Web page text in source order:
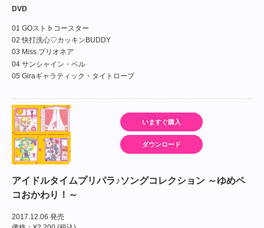
DVD
01 GOスト♭コースター
02 快打洗心♡カッキンBUDDY
03 Miss.プリオネア
04 サンシャイン・ベル
05 Giraギャラティック・タイトロープ
いますぐ購入
ダウンロード
アイドルタイムプリパラ♪ソングコレクション ～ゆめペ
コおかわり！～
2017.12.06 発売